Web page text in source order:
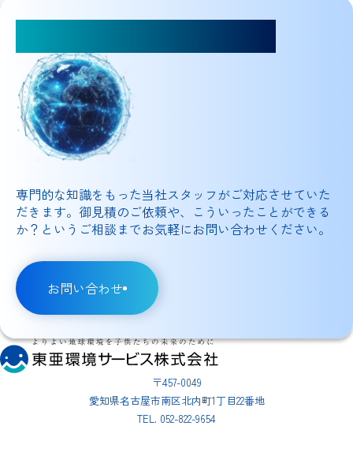
専門的な知識をもった当社スタッフがご対応させていた
だきます。御見積のご依頼や、こういったことができる
か？というご相談までお気軽にお問い合わせください。
お問い合わせ
〒457-0049
愛知県名古屋市南区北内町1丁目22番地
TEL. 052-822-9654